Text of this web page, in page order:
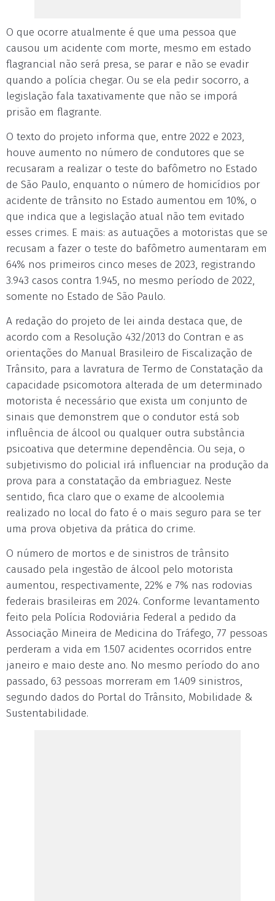
O que ocorre atualmente é que uma pessoa que
causou um acidente com morte, mesmo em estado
flagrancial não será presa, se parar e não se evadir
quando a polícia chegar. Ou se ela pedir socorro, a
legislação fala taxativamente que não se imporá
prisão em flagrante.
O texto do projeto informa que, entre 2022 e 2023,
houve aumento no número de condutores que se
recusaram a realizar o teste do bafômetro no Estado
de São Paulo, enquanto o número de homicídios por
acidente de trânsito no Estado aumentou em 10%, o
que indica que a legislação atual não tem evitado
esses crimes. E mais: as autuações a motoristas que se
recusam a fazer o teste do bafômetro aumentaram em
64% nos primeiros cinco meses de 2023, registrando
3.943 casos contra 1.945, no mesmo período de 2022,
somente no Estado de São Paulo.
A redação do projeto de lei ainda destaca que, de
acordo com a Resolução 432/2013 do Contran e as
orientações do Manual Brasileiro de Fiscalização de
Trânsito, para a lavratura de Termo de Constatação da
capacidade psicomotora alterada de um determinado
motorista é necessário que exista um conjunto de
sinais que demonstrem que o condutor está sob
influência de álcool ou qualquer outra substância
psicoativa que determine dependência. Ou seja, o
subjetivismo do policial irá influenciar na produção da
prova para a constatação da embriaguez. Neste
sentido, fica claro que o exame de alcoolemia
realizado no local do fato é o mais seguro para se ter
uma prova objetiva da prática do crime.
O número de mortos e de sinistros de trânsito
causado pela ingestão de álcool pelo motorista
aumentou, respectivamente, 22% e 7% nas rodovias
federais brasileiras em 2024. Conforme levantamento
feito pela Polícia Rodoviária Federal a pedido da
Associação Mineira de Medicina do Tráfego, 77 pessoas
perderam a vida em 1.507 acidentes ocorridos entre
janeiro e maio deste ano. No mesmo período do ano
passado, 63 pessoas morreram em 1.409 sinistros,
segundo dados do Portal do Trânsito, Mobilidade &
Sustentabilidade.